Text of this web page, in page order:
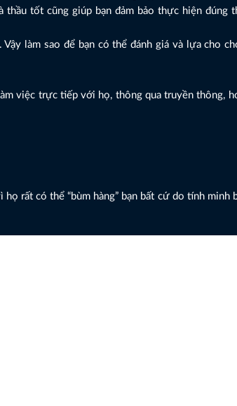
tốt cũng giúp bạn đảm bảo thực hiện đúng
làm sao để bạn có thể đánh giá và lựa cho
việc trực tiếp với họ, thông qua truyền thông,
rất có thể “bùm hàng” bạn bất cứ do tính minh